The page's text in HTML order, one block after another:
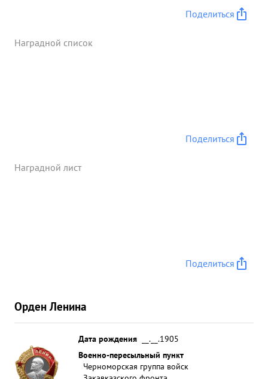
Поделиться
Наградной список
Поделиться
Наградной лист
Поделиться
Орден Ленина
Дата рождения
__.__.1905
Военно-пересыльный пункт
Черноморская группа войск